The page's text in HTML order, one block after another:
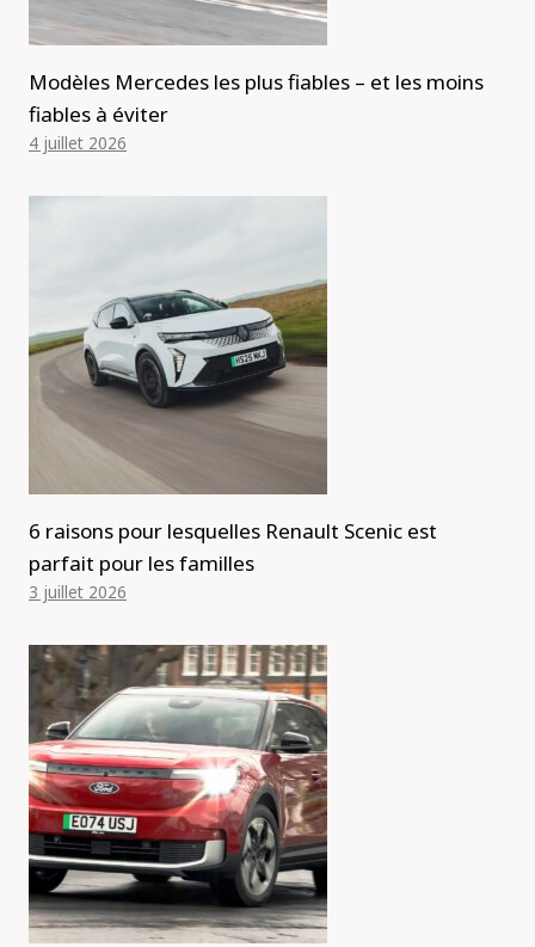
Modèles Mercedes les plus fiables – et les moins
fiables à éviter
4 juillet 2026
6 raisons pour lesquelles Renault Scenic est
parfait pour les familles
3 juillet 2026